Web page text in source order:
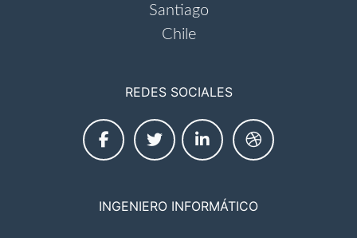
Santiago
Chile
REDES SOCIALES
INGENIERO INFORMÁTICO